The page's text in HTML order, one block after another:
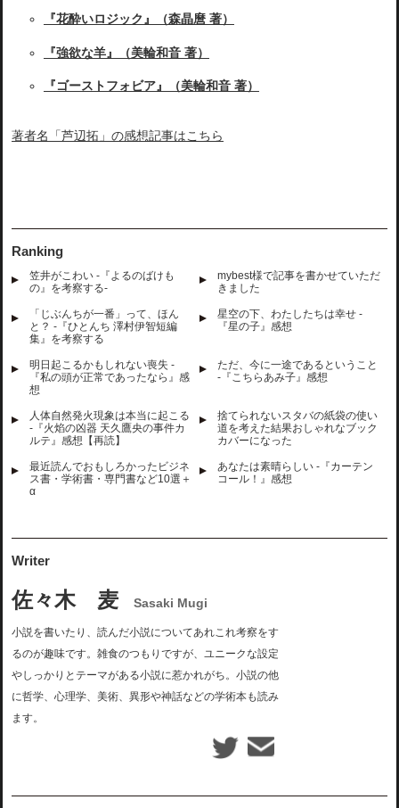
『花酔いロジック』（森晶麿 著）
『強欲な羊』（美輪和音 著）
『ゴーストフォビア』（美輪和音 著）
著者名「芦辺拓」の感想記事はこちら
Ranking
笠井がこわい -『よるのばけも
の』を考察する-
mybest様で記事を書かせていただ
きました
「じぶんちが一番」って、ほん
と？ -『ひとんち 澤村伊智短編
集』を考察する
星空の下、わたしたちは幸せ -
『星の子』感想
明日起こるかもしれない喪失 -
『私の頭が正常であったなら』感
想
ただ、今に一途であるということ
-『こちらあみ子』感想
人体自然発火現象は本当に起こる
-『火焰の凶器 天久鷹央の事件カ
ルテ』感想【再読】
捨てられないスタバの紙袋の使い
道を考えた結果おしゃれなブック
カバーになった
最近読んでおもしろかったビジネ
ス書・学術書・専門書など10選＋
α
あなたは素晴らしい -『カーテン
コール！』感想
Writer
佐々木 麦 Sasaki Mugi
小説を書いたり、読んだ小説についてあれこれ考察をす
るのが趣味です。雑食のつもりですが、ユニークな設定
やしっかりとテーマがある小説に惹かれがち。小説の他
に哲学、心理学、美術、異形や神話などの学術本も読み
ます。